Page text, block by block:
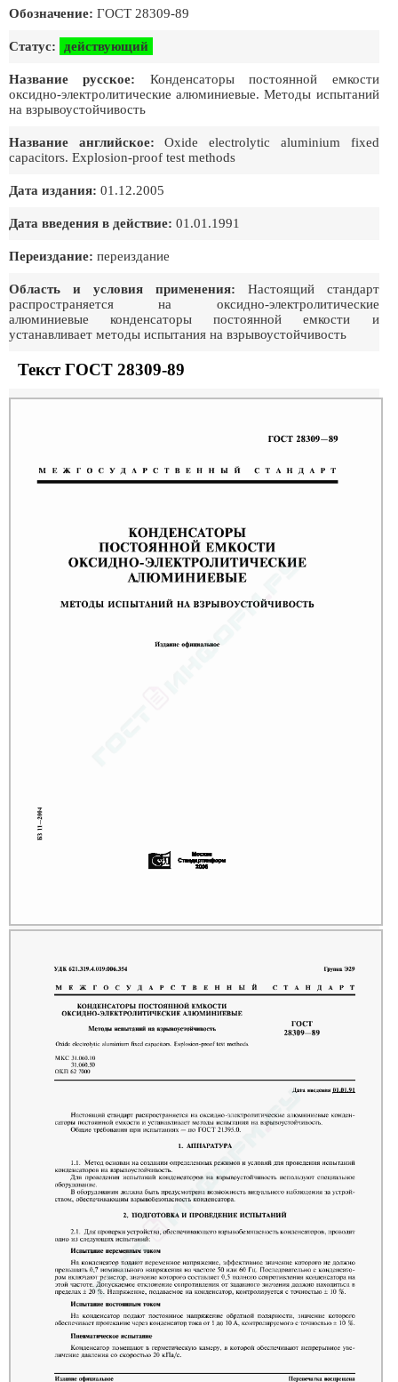
Обозначение: ГОСТ 28309-89
Статус: действующий
Название русское: Конденсаторы постоянной емкости
оксидно-электролитические алюминиевые. Методы испытаний
на взрывоустойчивость
Название английское: Oxide electrolytic aluminium fixed
capacitors. Explosion-proof test methods
Дата издания: 01.12.2005
Дата введения в действие: 01.01.1991
Переиздание: переиздание
Область и условия применения: Настоящий стандарт
распространяется на оксидно-электролитические
алюминиевые конденсаторы постоянной емкости и
устанавливает методы испытания на взрывоустойчивость
Текст ГОСТ 28309-89